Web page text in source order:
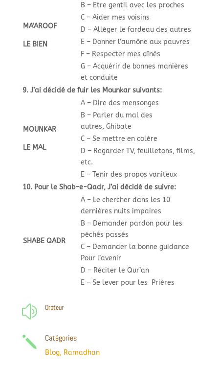
MA’AROOF
LE BIEN
B – Etre gentil avec les proches
C – Aider mes voisins
D – Alléger le fardeau des autres
E – Donner l’aumône aux pauvres
F – Respecter mes aînés
G – Acquérir de bonnes manières
et conduite
9. J’ai décidé de fuir les Mounkar suivants:
MOUNKAR
LE MAL
A – Dire des mensonges
B – Parler du mal des
autres, Ghibate
C – Se mettre en colère
D – Regarder TV, feuilletons, films,
etc.
E – Tenir des propos vaniteux
10. Pour le Shab-e-Qadr, J’ai décidé de suivre:
SHABE QADR
A – Le chercher dans les 10
dernières nuits impaires
B – Demander pardon pour les
péchés passés
C – Demander la bonne guidance
Pour l’avenir
D – Réciter le Qur’an
E – Se lever pour les Prières
z Orateur
j Catégories
Blog, Ramadhan